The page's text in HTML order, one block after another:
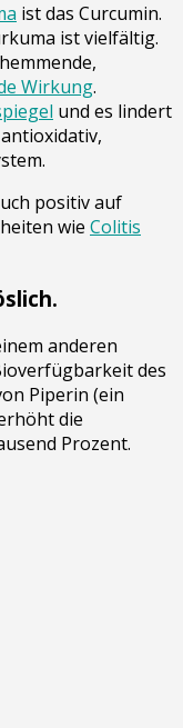
ist das Curcumin.
ist vielfältig.
Wirkung.
und es lindert
positiv auf
wie Colitis
anderen
des
Piperin (ein
die
Prozent.